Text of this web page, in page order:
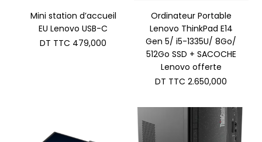
Mini station d’accueil
EU Lenovo USB-C
DT TTC 479,000
Ordinateur Portable
Lenovo ThinkPad E14
Gen 5/ i5-1335U/ 8Go/
512Go SSD + SACOCHE
Lenovo offerte
DT TTC 2.650,000